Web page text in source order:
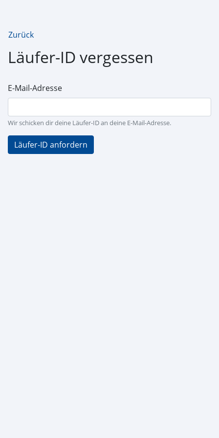
Zurück
Läufer-ID vergessen
E-Mail-Adresse
Wir schicken dir deine Läufer-ID an deine E-Mail-Adresse.
Läufer-ID anfordern